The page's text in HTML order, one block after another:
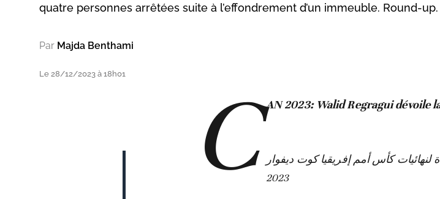
quatre personnes arrêtées suite à l’effondrement d’un immeuble. Round-up.
Par Majda Benthami
Le 28/12/2023 à 18h01 C AN 2023: Walid Regragui dévoile
لنهائيات كأس أمم إفريقيا كوت ديفوار
2023